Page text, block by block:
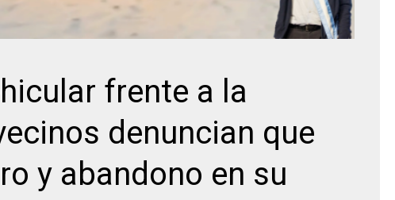
frente a la
denuncian que
y abandono en su